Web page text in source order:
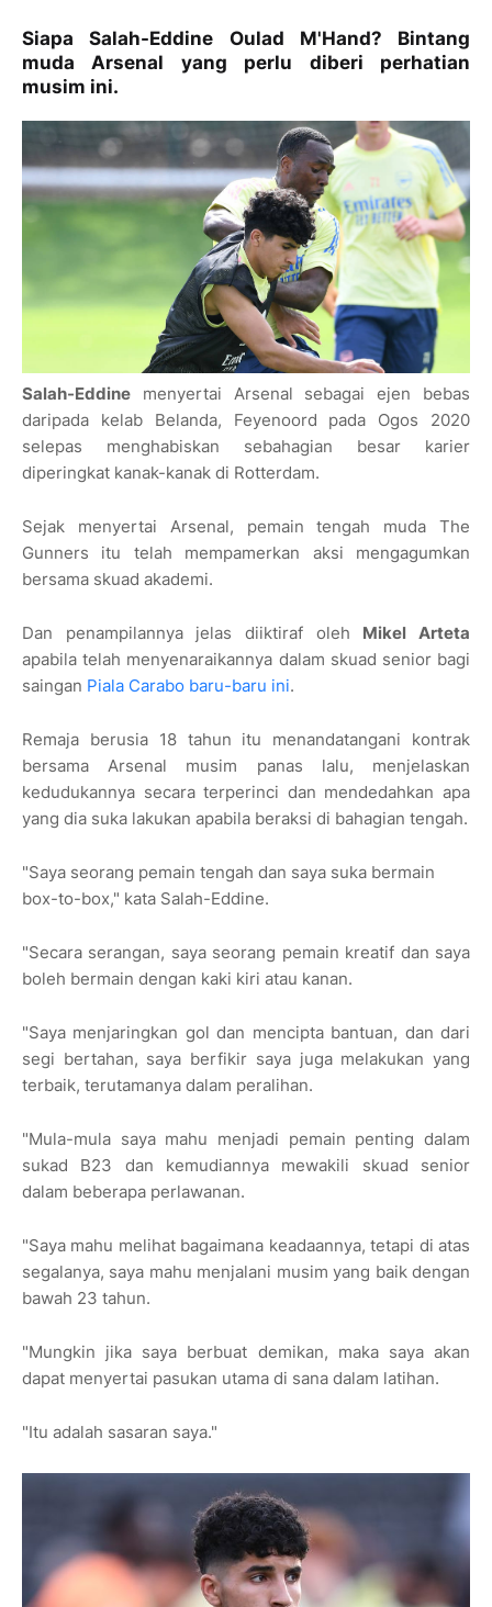
Siapa Salah-Eddine Oulad M'Hand? Bintang
muda Arsenal yang perlu diberi perhatian
musim ini.
Salah-Eddine menyertai Arsenal sebagai ejen bebas
daripada kelab Belanda, Feyenoord pada Ogos 2020
selepas menghabiskan sebahagian besar karier
diperingkat kanak-kanak di Rotterdam.
Sejak menyertai Arsenal, pemain tengah muda The
Gunners itu telah mempamerkan aksi mengagumkan
bersama skuad akademi.
Dan penampilannya jelas diiktiraf oleh Mikel Arteta
apabila telah menyenaraikannya dalam skuad senior bagi
saingan Piala Carabo baru-baru ini.
Remaja berusia 18 tahun itu menandatangani kontrak
bersama Arsenal musim panas lalu, menjelaskan
kedudukannya secara terperinci dan mendedahkan apa
yang dia suka lakukan apabila beraksi di bahagian tengah.
"Saya seorang pemain tengah dan saya suka bermain
box-to-box," kata Salah-Eddine.
"Secara serangan, saya seorang pemain kreatif dan saya
boleh bermain dengan kaki kiri atau kanan.
"Saya menjaringkan gol dan mencipta bantuan, dan dari
segi bertahan, saya berfikir saya juga melakukan yang
terbaik, terutamanya dalam peralihan.
"Mula-mula saya mahu menjadi pemain penting dalam
sukad B23 dan kemudiannya mewakili skuad senior
dalam beberapa perlawanan.
"Saya mahu melihat bagaimana keadaannya, tetapi di atas
segalanya, saya mahu menjalani musim yang baik dengan
bawah 23 tahun.
"Mungkin jika saya berbuat demikan, maka saya akan
dapat menyertai pasukan utama di sana dalam latihan.
"Itu adalah sasaran saya."